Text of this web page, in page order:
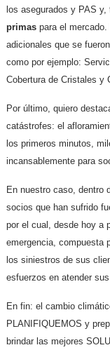
los asegurados y PAS
primas para el
adicionales que se
como por ejemplo:
Cobertura de Cristales y
Por último, quiero
catástrofes: el
los primeros minutos,
incansablemente para
En nuestro caso, dentro
socios que han sufrido
por el cual, desde hoy a
emergencia, compuesta
los siniestros de sus
esfuerzos en atender
En fin: el cambio
PLANIFIQUEMOS y
brindar las mejores